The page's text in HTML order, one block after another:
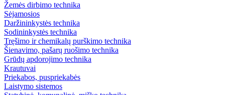
Žemės dirbimo technika
Sėjamosios
Daržininkystės technika
Sodininkystės technika
Tręšimo ir chemikalų purškimo technika
Šienavimo, pašarų ruošimo technika
Grūdų apdorojimo technika
Krautuvai
Priekabos, puspriekabės
Laistymo sistemos